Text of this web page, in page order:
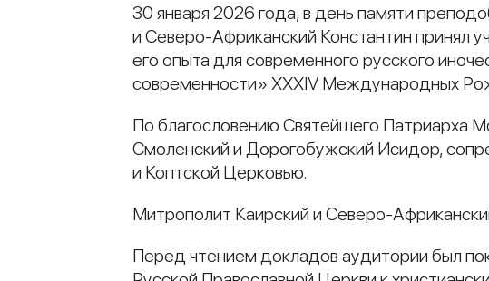
30 января 2026 года, в день памяти
и Северо-Африканский Константин принял
его опыта для современного русского
современности» XXXIV Международных
По благословению Святейшего Патриарха
Смоленский и Дорогобужский Исидор,
и Коптской Церковью.
Митрополит Каирский и Северо-
Перед чтением докладов аудитории был